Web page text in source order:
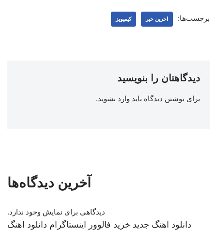
برچسب‌ها: اخرین خبر کیمیویز
دیدگاهتان را بنویسید
برای نوشتن دیدگاه باید وارد بشوید.
آخرین دیدگاه‌ها
دیدگاهی برای نمایش وجود ندارد.
دانلود اهنگ جدید خرید فالوور اینستاگرام دانلود اهنگ